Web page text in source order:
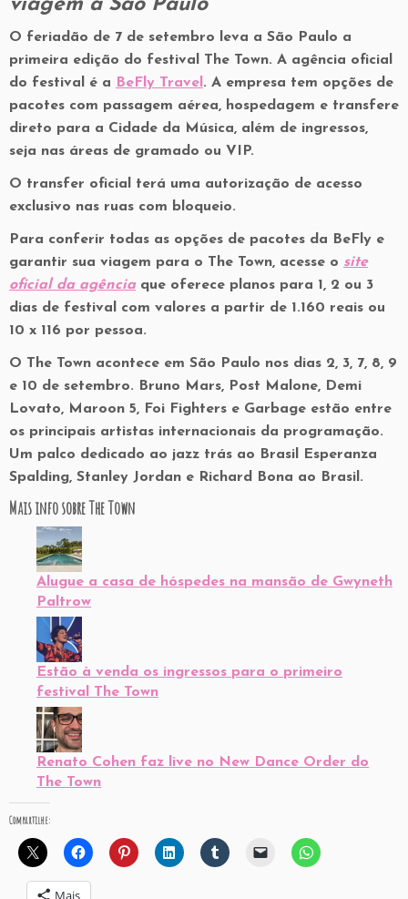
viagem a São Paulo
O feriadão de 7 de setembro leva a São Paulo a
primeira edição do festival The Town. A agência oficial
do festival é a
BeFly Travel . A empresa tem opções de
pacotes com passagem aérea, hospedagem e transfere
direto para a Cidade da Música, além de ingressos,
seja nas áreas de gramado ou VIP.
O transfer oficial terá uma autorização de acesso
exclusivo nas ruas com bloqueio.
Para conferir todas as opções de pacotes da BeFly e
garantir sua viagem para o The Town, acesse o site
oficial da agênciaque oferece planos para 1, 2 ou 3
dias de festival com valores a partir de 1.160 reais ou
10 x 116 por pessoa.
O The Town acontece em São Paulo nos dias 2, 3, 7, 8, 9
e 10 de setembro. Bruno Mars, Post Malone, Demi
Lovato, Maroon 5, Foi Fighters e Garbage estão entre
os principais artistas internacionais da programação.
Um palco dedicado ao jazz trás ao Brasil Esperanza
Spalding, Stanley Jordan e Richard Bona ao Brasil.
Mais info sobre The Town
Alugue a casa de hóspedes na mansão de Gwyneth
Paltrow
Estão à venda os ingressos para o primeiro
festival The Town
Renato Cohen faz live no New Dance Order do
The Town
Compartilhe:
Mais